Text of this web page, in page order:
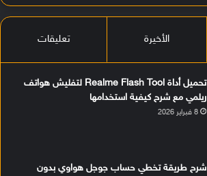
الأخيرة تعليقات
تحميل أداة Realme Flash Tool لتفليش هواتف
ريلمي مع شرح كيفية استخدامها
8 فبراير 2026
شرح طريقة تخطي حساب جوجل هواوي بدون